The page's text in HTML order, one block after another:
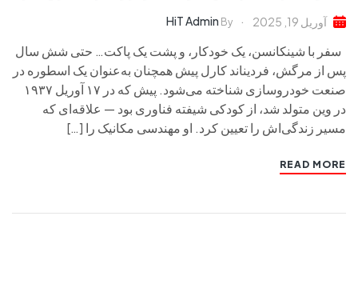
آوریل 19, 2025 By
HiT Admin
سفر با شینکانسن، یک خودکار، و پشت یک پاکت… حتی شش سال
پس از مرگش، فردیناند کارل پیش همچنان به‌عنوان یک اسطوره در
صنعت خودروسازی شناخته می‌شود. پیش که در ۱۷ آوریل ۱۹۳۷
در وین متولد شد، از کودکی شیفته فناوری بود — علاقه‌ای که
مسیر زندگی‌اش را تعیین کرد. او مهندسی مکانیک را […]
READ MORE